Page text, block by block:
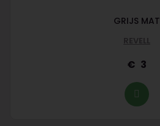
GRIJS MAT
REVELL
3